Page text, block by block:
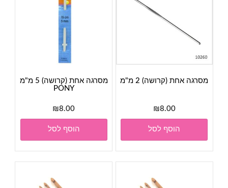
מסרגה אחת (קרושה) 2 מ"מ
₪8.00
הוסף לסל
מסרגה אחת (קרושה) 5 מ"מ
PONY
₪8.00
הוסף לסל